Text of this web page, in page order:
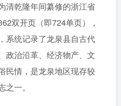
清乾隆年间纂修的浙江省
双开页（即724单页），
系统记录了龙泉县自古代
政治沿革、经济物产、文
民情，是龙泉地区现存较
一。